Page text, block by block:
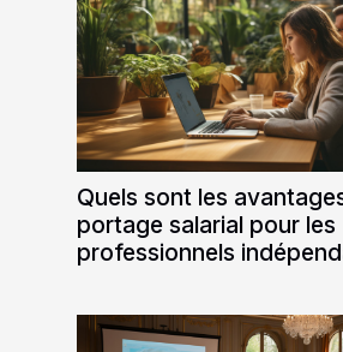
Quels sont les
portage salarial pour les
professionnels